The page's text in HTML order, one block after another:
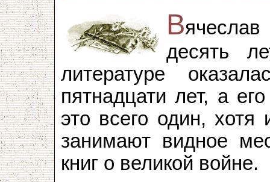
В
десять
литературе
пятнадцати лет, а
это всего один,
занимают видное
книг о великой войне.